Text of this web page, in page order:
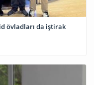
övladları da iştirak